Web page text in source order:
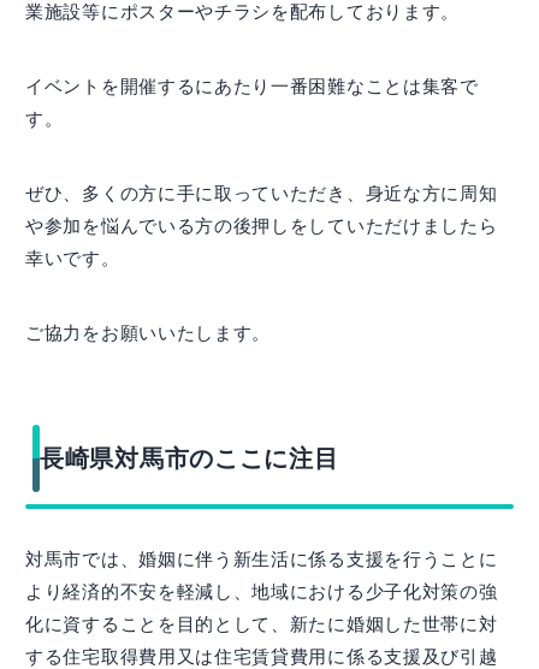
業施設等にポスターやチラシを配布しております。
イベントを開催するにあたり一番困難なことは集客で
す。
ぜひ、多くの方に手に取っていただき、身近な方に周知
や参加を悩んでいる方の後押しをしていただけましたら
幸いです。
ご協力をお願いいたします。
長崎県対馬市のここに注目
対馬市では、婚姻に伴う新生活に係る支援を行うことに
より経済的不安を軽減し、地域における少子化対策の強
化に資することを目的として、新たに婚姻した世帯に対
する住宅取得費用又は住宅賃貸費用に係る支援及び引越